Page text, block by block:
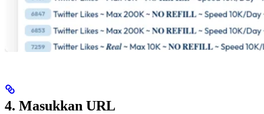
4. Masukkan URL